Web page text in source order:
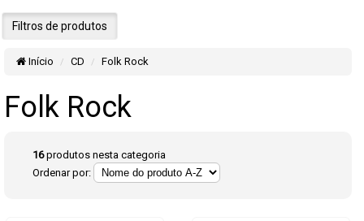
Filtros de produtos
Início CD Folk Rock
Folk Rock
16produtos nesta categoria
Ordenar por: